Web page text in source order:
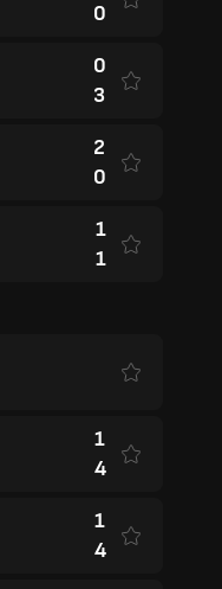
0
0
3
2
0
1
1
1
4
1
4